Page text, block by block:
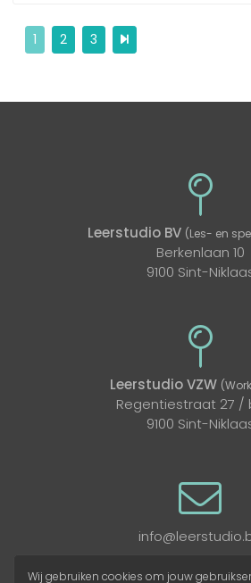
1 2 3
Leerstudio BV (Les- en
Berkenlaan 10
9100 Sint-
Leerstudio VZW
Regentiestraat 27 /
9100 Sint-
Wij gebruiken cookies om jouw